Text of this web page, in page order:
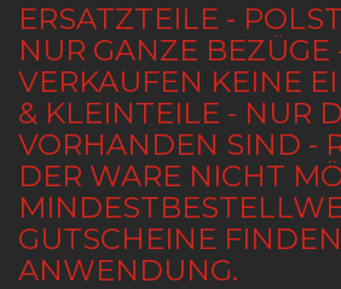
ERSATZTEILE -
NUR GANZE BEZÜGE
VERKAUFEN KEINE
& KLEINTEILE - NUR
VORHANDEN SIND -
DER WARE NICHT
GUTSCHEINE
ANWENDUNG.